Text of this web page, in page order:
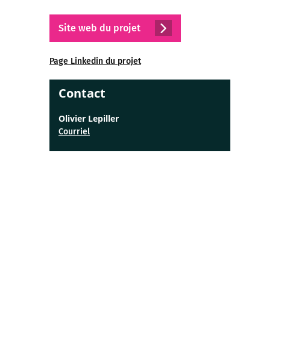
Site web du projet
Page Linkedin du projet
Contact
Olivier Lepiller
Courriel